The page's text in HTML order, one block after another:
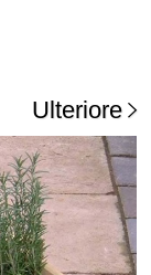
Ulteriore